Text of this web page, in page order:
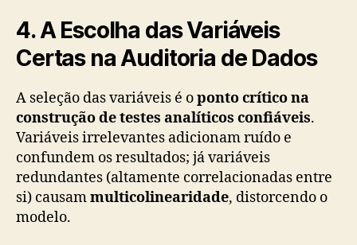
4. A Escolha das Variáveis
Certas na Auditoria de Dados
A seleção das variáveis é oponto crítico na
construção de testes analíticos confiáveis.
Variáveis irrelevantes adicionam ruído e
confundem os resultados; já variáveis
redundantes (altamente correlacionadas entre
si) causammulticolinearidade, distorcendo o
modelo.